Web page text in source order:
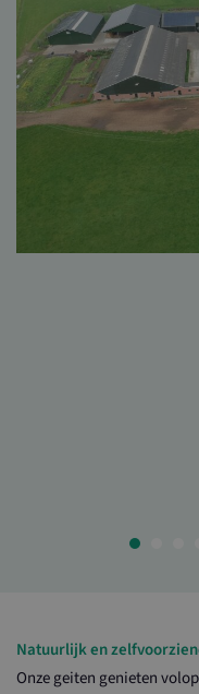
Natuurlijk en
Onze geiten genieten